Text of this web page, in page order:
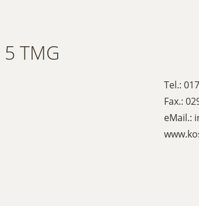
TMG
Tel.:
Fax.:
eMail.: